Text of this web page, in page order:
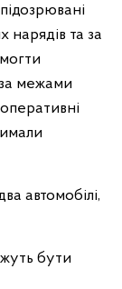
та за
межами
автомобілі,
бути